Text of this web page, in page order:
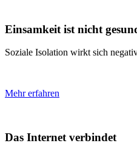
Einsamkeit ist nicht
Soziale Isolation wirkt sich
Mehr erfahren
Das Internet verbindet